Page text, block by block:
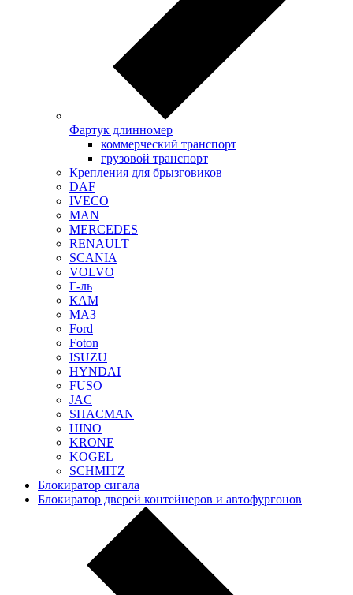
Фартук длинномер
коммерческий транспорт
грузовой транспорт
Крепления для брызговиков
DAF
IVECO
MAN
MERCEDES
RENAULT
SCANIA
VOLVO
Г-ль
КАМ
МАЗ
Ford
Foton
ISUZU
HYNDAI
FUSO
JAC
SHACMAN
HINO
KRONE
KOGEL
SCHMITZ
Блокиратор сигала
Блокиратор дверей контейнеров и автофургонов